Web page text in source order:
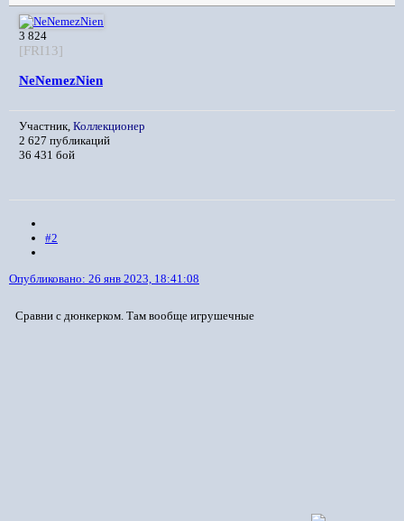
3 824
[FRI13]
NeNemezNien
Участник, Коллекционер
2 627 публикаций
36 431 бой
#2
Опубликовано: 26 янв 2023, 18:41:08
Сравни с дюнкерком. Там вообще игрушечные